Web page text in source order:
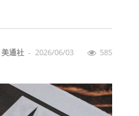
美通社 - 2026/06/03 585